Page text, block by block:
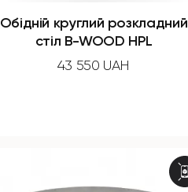
Обідній круглий розкладний
стіл B-WOOD HPL
43 550 UAH